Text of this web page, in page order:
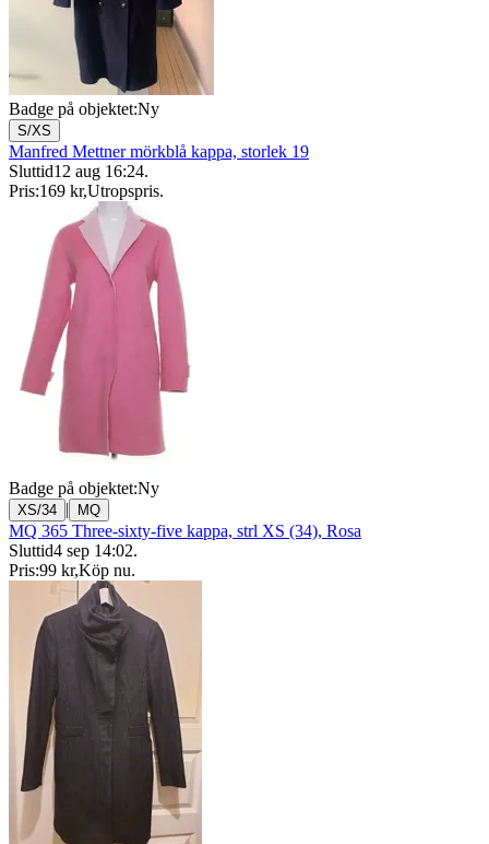
Badge på objektet:Ny
S/XS
Manfred Mettner mörkblå kappa, storlek 19
Sluttid12 aug 16:24.
Pris:169 kr,Utropspris.
Badge på objektet:Ny
XS/34 | MQ
MQ 365 Three-sixty-five kappa, strl XS (34), Rosa
Sluttid4 sep 14:02.
Pris:99 kr,Köp nu.